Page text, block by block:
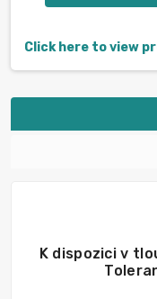
Click here to view
K dispozici v